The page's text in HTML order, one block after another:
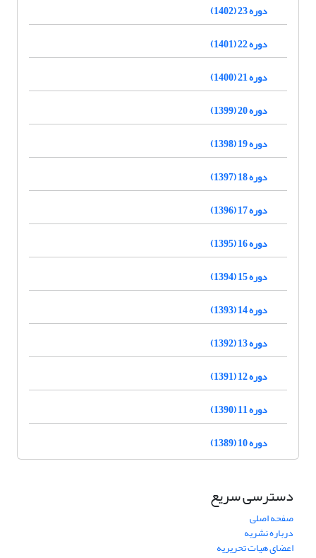
دوره 23 (1402)
دوره 22 (1401)
دوره 21 (1400)
دوره 20 (1399)
دوره 19 (1398)
دوره 18 (1397)
دوره 17 (1396)
دوره 16 (1395)
دوره 15 (1394)
دوره 14 (1393)
دوره 13 (1392)
دوره 12 (1391)
دوره 11 (1390)
دوره 10 (1389)
دسترسی سریع
صفحه اصلی
درباره نشریه
اعضای هیات تحریریه